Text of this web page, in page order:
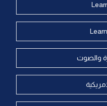
والصوت